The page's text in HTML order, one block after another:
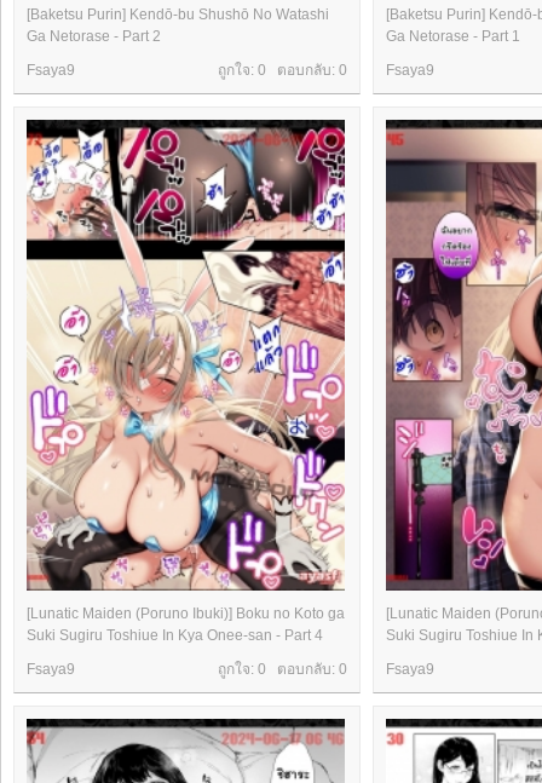
[Baketsu Purin] Kendō-bu Shushō No Watashi
Ga Netorase - Part 2
ถูกใจ: 0 ตอบกลับ: 0
Fsaya9
[Baketsu Purin]
Ga Netorase - Part 1
Fsaya9
[Lunatic Maiden (Poruno Ibuki)] Boku no Koto ga
Suki Sugiru Toshiue In Kya Onee-san - Part 4
ถูกใจ: 0 ตอบกลับ: 0
Fsaya9
[Lunatic Maiden
Suki Sugiru Toshiue In
Fsaya9